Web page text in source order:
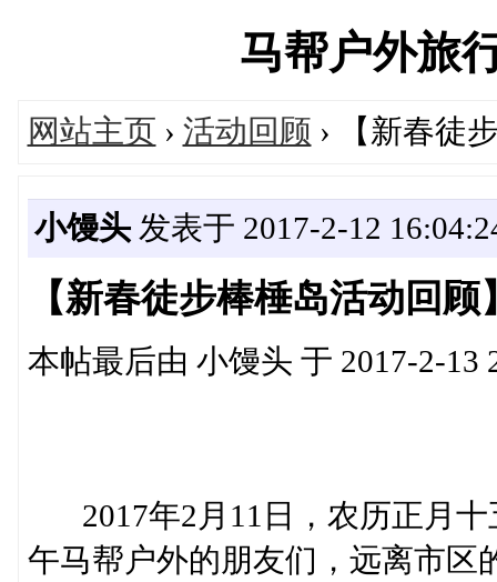
马帮户外旅
网站主页 › 活动回顾 › 【新春徒
小馒头发表于 2017-2-12
【新春徒步棒棰岛活动回顾
本帖最后由 小馒头 于 2017-2-13
2017年2月11日，农历正月十
午马帮户外的朋友们，远离市区